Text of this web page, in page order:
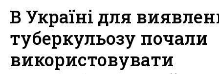
В Україні для
туберкульозу почали
використовувати